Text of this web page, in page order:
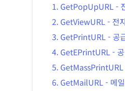
1. GetPopUpURL-
2. GetViewURL- 전
3. GetPrintURL- 공
4. GetEPrintURL-
5. GetMassPrintURL
6. GetMailURL- 메